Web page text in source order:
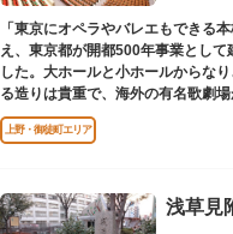
「東京にオペラやバレエもできる
え、東京都が開都500年事業とし
した。大ホールと小ホールからな
る造りは貴重で、海外の有名歌劇
多いホールです。
上野・御徒町エリア
浅草見